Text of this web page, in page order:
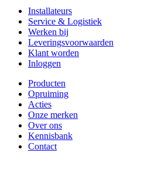
Installateurs
Service & Logistiek
Werken bij
Leveringsvoorwaarden
Klant worden
Inloggen
Producten
Opruiming
Acties
Onze merken
Over ons
Kennisbank
Contact